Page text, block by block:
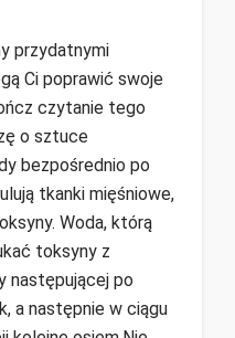
przydatnymi
Ci poprawić swoje
czytanie tego
o sztuce
bezpośrednio po
tkanki mięśniowe,
Woda, którą
toksyny z
następującej po
a następnie w ciągu